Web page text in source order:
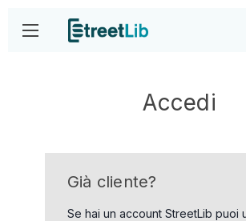
Accedi
Già cliente?
Se hai un account StreetLib puoi